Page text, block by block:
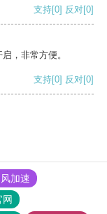
支持[0] 反对[0]
，非常方便。
支持[0] 反对[0]
加速
网